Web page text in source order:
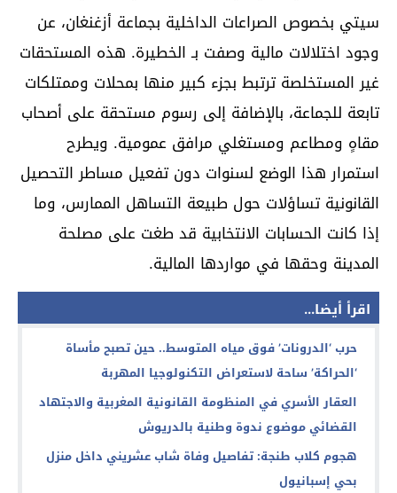
سيتي بخصوص الصراعات الداخلية بجماعة أزغنغان، عن
وجود اختلالات مالية وصفت بـ الخطيرة. هذه المستحقات
غير المستخلصة ترتبط بجزء كبير منها بمحلات وممتلكات
تابعة للجماعة، بالإضافة إلى رسوم مستحقة على أصحاب
مقاهٍ ومطاعم ومستغلي مرافق عمومية. ويطرح
استمرار هذا الوضع لسنوات دون تفعيل مساطر التحصيل
القانونية تساؤلات حول طبيعة التساهل الممارس، وما
إذا كانت الحسابات الانتخابية قد طغت على مصلحة
المدينة وحقها في مواردها المالية.
اقرأ أيضا...
حرب ‘الدرونات’ فوق مياه المتوسط.. حين تصبح مأساة
‘الحراكة’ ساحة لاستعراض التكنولوجيا المهربة
العقار الأسري في المنظومة القانونية المغربية والاجتهاد
القضائي موضوع ندوة وطنية بالدريوش
هجوم كلاب طنجة: تفاصيل وفاة شاب عشريني داخل منزل
بحي إسبانيول